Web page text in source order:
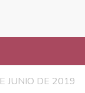
JUNIO DE 2019